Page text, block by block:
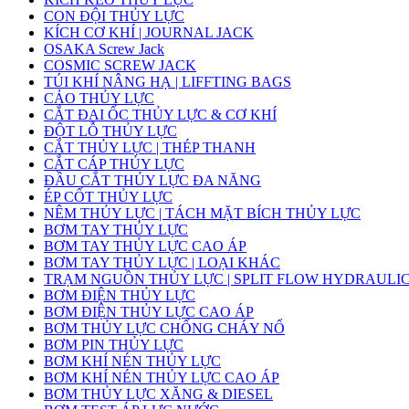
CON ĐỘI THỦY LỰC
KÍCH CƠ KHÍ | JOURNAL JACK
OSAKA Screw Jack
COSMIC SCREW JACK
TÚI KHÍ NÂNG HẠ | LIFFTING BAGS
CẢO THỦY LỰC
CẮT ĐAI ỐC THỦY LỰC & CƠ KHÍ
ĐỘT LỖ THỦY LỰC
CẮT THỦY LỰC | THÉP THANH
CẮT CÁP THỦY LỰC
ĐẦU CẮT THỦY LỰC ĐA NĂNG
ÉP CỐT THỦY LỰC
NÊM THỦY LỰC | TÁCH MẶT BÍCH THỦY LỰC
BƠM TAY THỦY LỰC
BƠM TAY THỦY LỰC CAO ÁP
BƠM TAY THỦY LỰC | LOẠI KHÁC
TRẠM NGUỒN THỦY LỰC | SPLIT FLOW
BƠM ĐIỆN THỦY LỰC
BƠM ĐIỆN THỦY LỰC CAO ÁP
BƠM THỦY LỰC CHỐNG CHÁY NỔ
BƠM PIN THỦY LỰC
BƠM KHÍ NÉN THỦY LỰC
BƠM KHÍ NÉN THỦY LỰC CAO ÁP
BƠM THỦY LỰC XĂNG & DIESEL